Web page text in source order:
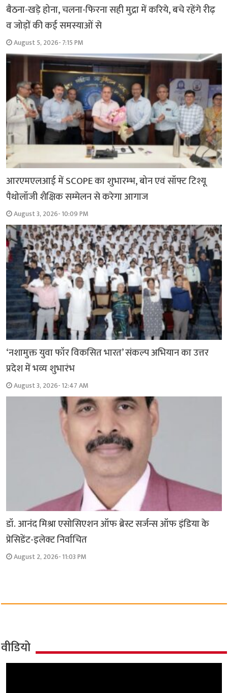
बैठना-खड़े होना, चलना-फिरना सही मुद्रा में करिये, बचे रहेंगे रीढ़
व जोड़ों की कई समस्याओं से
August 5, 2026- 7:15 PM
आरएमएलआई में SCOPE का शुभारम्भ, बोन एवं सॉफ्ट टिश्यू
पैथोलॉजी शैक्षिक सम्मेलन से करेगा आगाज
August 3, 2026- 10:09 PM
‘नशामुक्त युवा फॉर विकसित भारत’ संकल्प अभियान का उत्तर
प्रदेश में भव्य शुभारंभ
August 3, 2026- 12:47 AM
डॉ. आनंद मिश्रा एसोसिएशन ऑफ ब्रेस्ट सर्जन्स ऑफ इंडिया के
प्रेसिडेंट-इलेक्ट निर्वाचित
August 2, 2026- 11:03 PM
वीडियो